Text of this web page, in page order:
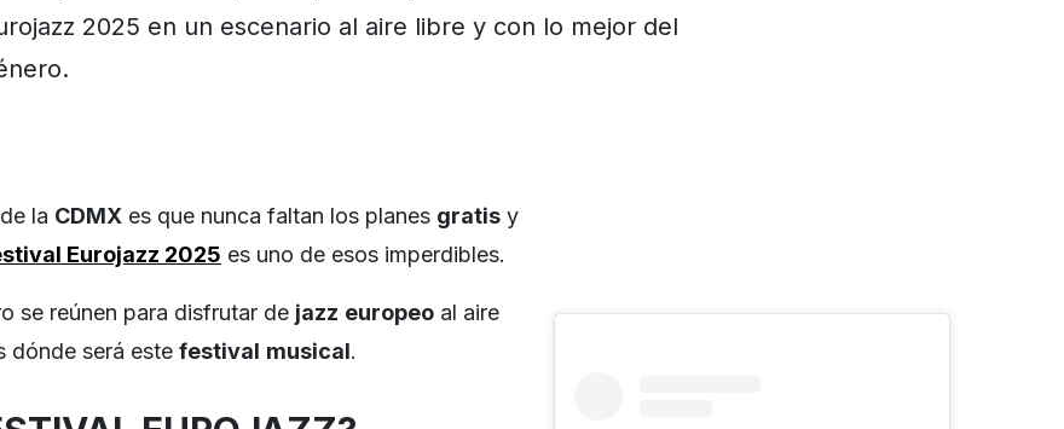
2025 en un escenario al aire libre y con lo mejor del
la CDMX es que nunca faltan los planes gratis y
Eurojazz 2025 es uno de esos imperdibles.
se reúnen para disfrutar de jazz europeo al aire
dónde será este festival musical.